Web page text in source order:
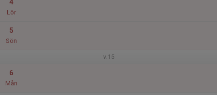
4
Lör
5
Sön
v.15
6
Mån